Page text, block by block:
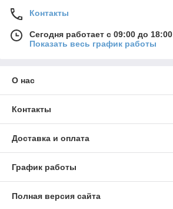
Контакты
Сегодня работает с 09:00 до 18:00
Показать весь график работы
О нас
Контакты
Доставка и оплата
График работы
Полная версия сайта